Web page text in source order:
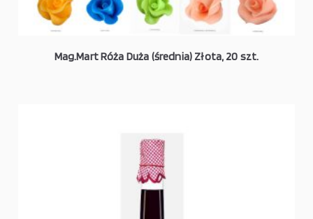
Mag.Mart Róża Duża (średnia) Złota, 20 szt.